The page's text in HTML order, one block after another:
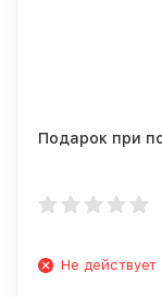
Подарок при
Не действует